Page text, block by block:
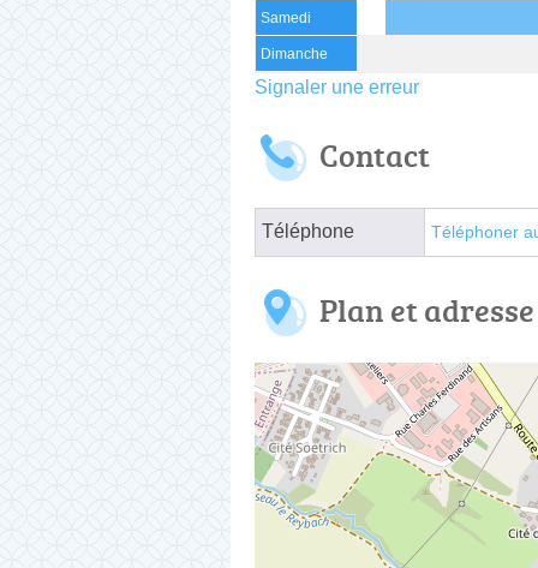
Samedi
Dimanche
Signaler une erreur
Contact
Téléphone Téléphoner
Plan et adresse